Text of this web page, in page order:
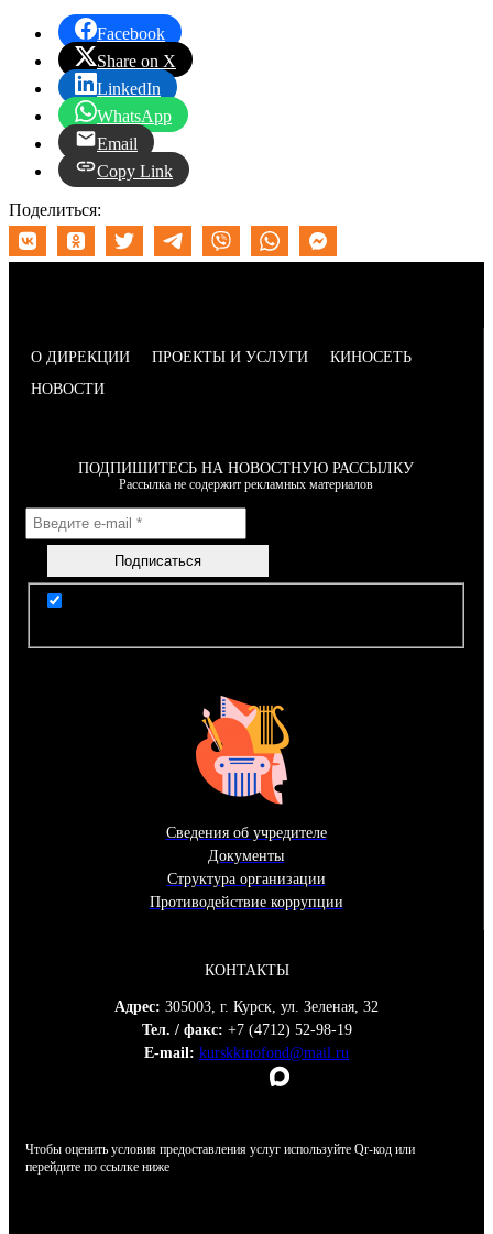
Facebook
Share on X
LinkedIn
WhatsApp
Email
Copy Link
Поделиться:
О ДИРЕКЦИИ ПРОЕКТЫ И УСЛУГИ
КИНОСЕТЬ
НОВОСТИ
ПОДПИШИТЕСЬ НА НОВОСТНУЮ РАССЫЛКУ
Рассылка не содержит рекламных материалов
Сведения об учредителе
Документы
Структура организации
Противодействие коррупции
КОНТАКТЫ
Адрес: 305003, г. Курск, ул. Зеленая, 32
Тел. / факс: +7 (4712) 52-98-19
E-mail: kurskkinofond@mail.ru
Чтобы оценить условия предоставления услуг используйте Qr-код или
перейдите по ссылке ниже